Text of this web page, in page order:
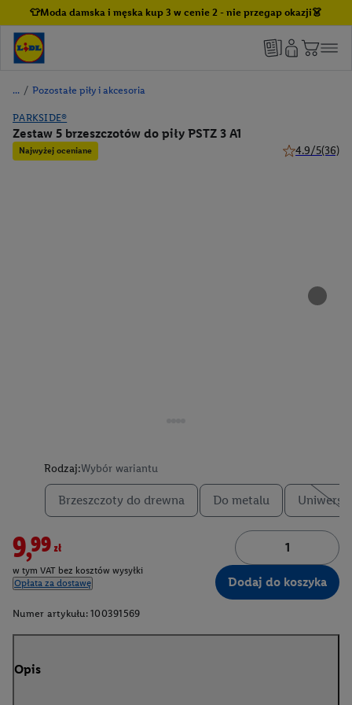
👕Moda damska i męska kup 3 w cenie 2 - nie przegap okazji👗
/ Pozostałe piły i akcesoria
PARKSIDE®
Zestaw 5 brzeszczotów do piły PSTZ 3 A1
Najwyżej oceniane 4.9/5(36)
Rodzaj:Wybór wariantu
Brzeszczoty do drewna Do metalu
9,99zł
w tym VAT bez kosztów wysyłki
Opłata za dostawę
Dodaj do koszyka
Numer artykułu: 100391569
Opis